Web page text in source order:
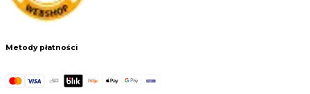
Metody płatności